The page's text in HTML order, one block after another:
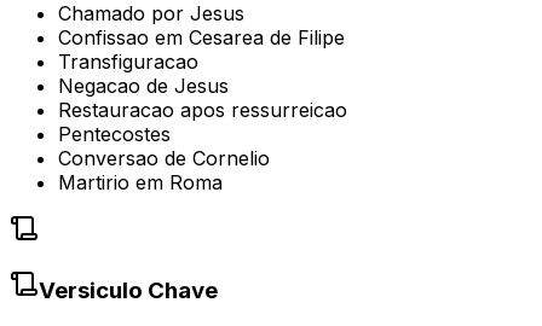
Chamado por Jesus
Confissao em Cesarea de Filipe
Transfiguracao
Negacao de Jesus
Restauracao apos ressurreicao
Pentecostes
Conversao de Cornelio
Martirio em Roma
Versiculo Chave